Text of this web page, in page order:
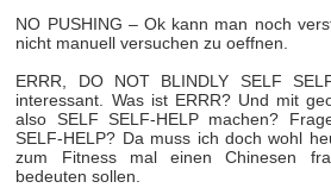
NO PUSHING – Ok kann man noch
nicht manuell versuchen zu oeffnen.
ERRR, DO NOT BLINDLY SELF
interessant. Was ist ERRR? Und mit
also SELF SELF-HELP machen?
SELF-HELP? Da muss ich doch wohl
zum Fitness mal einen Chinesen
bedeuten sollen.